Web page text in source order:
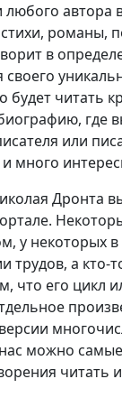
автора
романы,
в
будет читать
где
или
много
Дронта
у некоторых
трудов, а кто-
что его цикл
можно
читать